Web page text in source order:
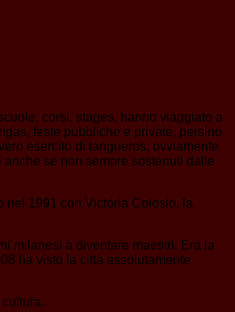
corsi, stages, hanno viaggiato a
feste pubbliche e private, persino
esercito di tangueros, ovviamente
se non sempre sostenuti dalle
nel 1991 con Victoria Colosio, la
milanesi a diventare maestri. Era la
ha visto la città assolutamente